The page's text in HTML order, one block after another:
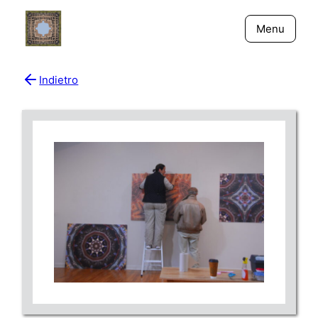
Menu
Giornali
New York - Riflessi
Indietro